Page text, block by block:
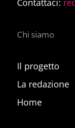
Contattaci:
Chi siamo
Il progetto
La redazione
Home